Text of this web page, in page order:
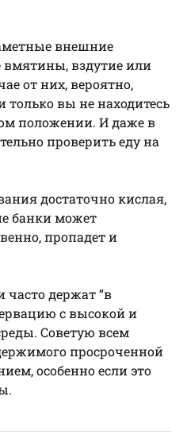
внешние
вмятины, вздутие или
от них, вероятно,
только вы не находитесь
положении. И даже в
проверить еду на
достаточно кислая,
банки может
пропадет и
держат “в
с высокой и
Советую всем
просроченной
особенно если это